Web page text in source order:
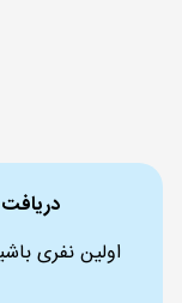
اولین نفری